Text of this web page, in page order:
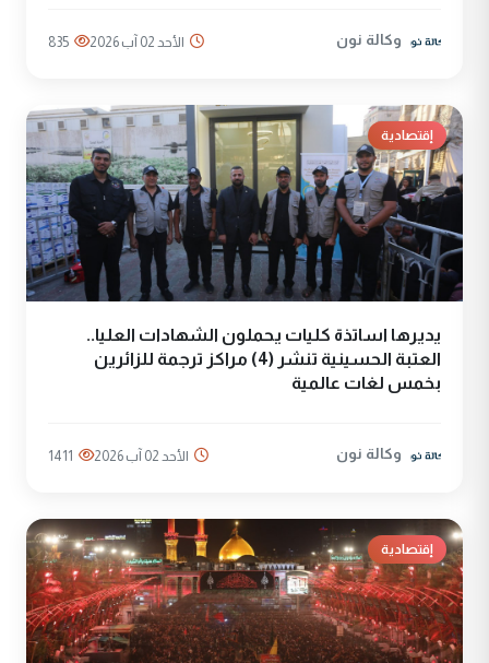
وكالة نون الأحد 02 آب 2026 835
إقتصادية
يديرها اساتذة كليات يحملون الشهادات العليا..
العتبة الحسينية تنشر (4) مراكز ترجمة للزائرين
بخمس لغات عالمية
وكالة نون الأحد 02 آب 2026 1411
إقتصادية